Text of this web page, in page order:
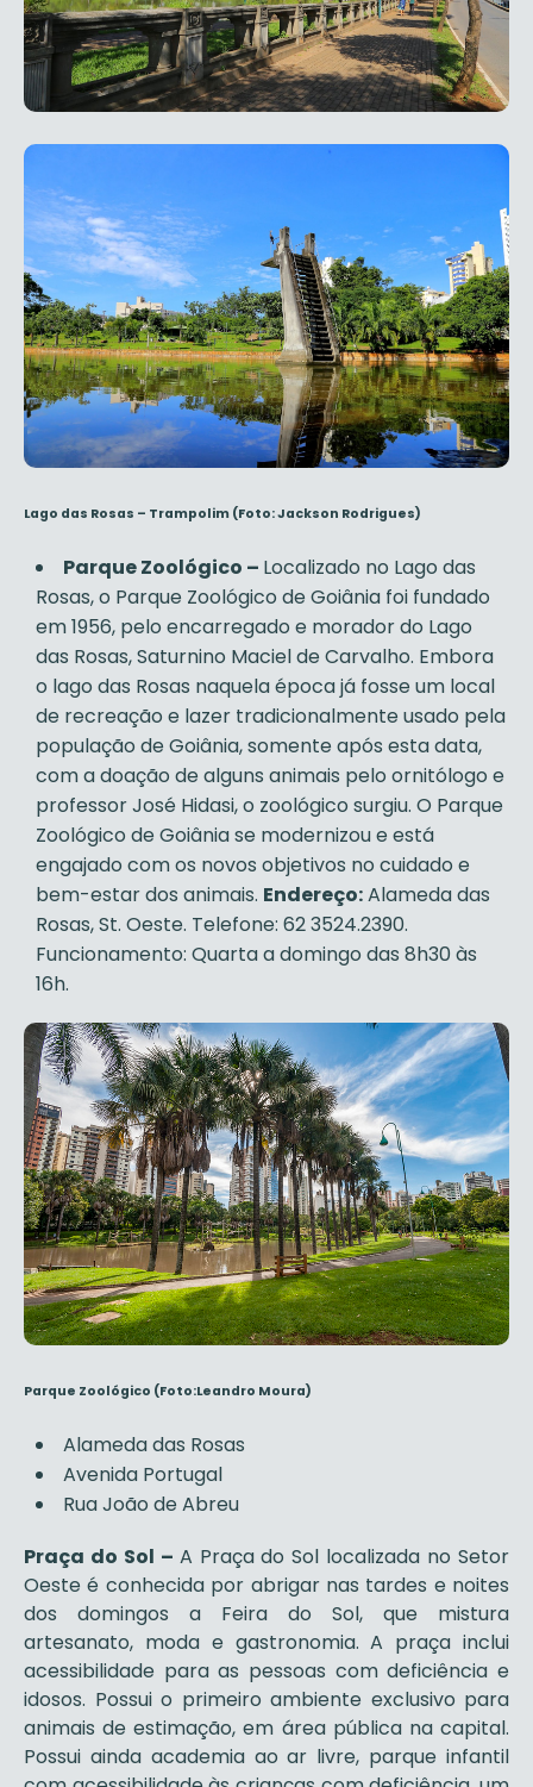
Lago das Rosas – Trampolim (Foto: Jackson Rodrigues)
Parque Zoológico – Localizado no Lago das
Rosas, o Parque Zoológico de Goiânia foi fundado
em 1956, pelo encarregado e morador do Lago
das Rosas, Saturnino Maciel de Carvalho. Embora
o lago das Rosas naquela época já fosse um local
de recreação e lazer tradicionalmente usado pela
população de Goiânia, somente após esta data,
com a doação de alguns animais pelo ornitólogo e
professor José Hidasi, o zoológico surgiu. O Parque
Zoológico de Goiânia se modernizou e está
engajado com os novos objetivos no cuidado e
bem-estar dos animais. Endereço:Alameda das
Rosas, St. Oeste. Telefone: 62 3524.2390.
Funcionamento: Quarta a domingo das 8h30 às
16h.
Parque Zoológico (Foto:Leandro Moura)
Alameda das Rosas
Avenida Portugal
Rua João de Abreu
Praça do Sol – A Praça do Sol localizada no Setor
Oeste é conhecida por abrigar nas tardes e noites
dos domingos a Feira do Sol, que mistura
artesanato, moda e gastronomia. A praça inclui
acessibilidade para as pessoas com deficiência e
idosos. Possui o primeiro ambiente exclusivo para
animais de estimação, em área pública na capital.
Possui ainda academia ao ar livre, parque infantil